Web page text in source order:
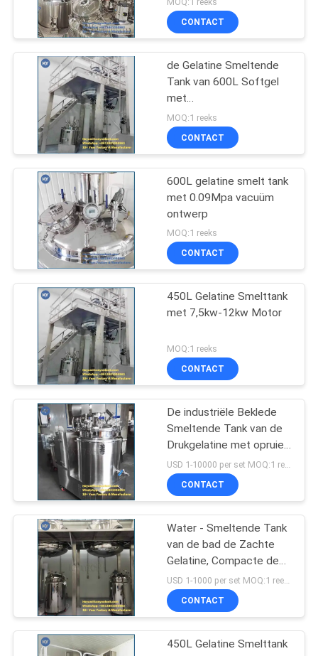
KWALITEITSCONTROLE
NIEUWS
VRAAG
EEN
OFFERTE
SITEMAP
PRIVACY
POLICY
Verzegelde
Vacuümpomp
CONTACT
de Gelatine Smeltende
Tank van 600L Softgel
met
Vacuümontwerp/Bewegende
Functie met Platform en
gewicht
MOQ:1 reeks
CONTACT
600L gelatine smelt tank
met 0.09Mpa vacuüm
ontwerp
MOQ:1 reeks
CONTACT
450L Gelatine Smelttank
met 7,5kw-12kw Motor
MOQ:1 reeks
CONTACT
De industriële Beklede
Smeltende Tank van de
Drukgelatine met opruier
150l - met Auto
Vacuümsysteem
CONTACT
Water - Smeltende Tank
van de bad de Zachte
Gelatine, Compacte de
Opslagtank van
Structuursoftgel
CONTACT
450L Gelatine Smelttank